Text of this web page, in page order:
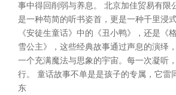
事中得回削弱与养息。 北京加佳贸易有限
是一种苟简的听书姿首，更是一种千里浸
《安徒生童话》中的《丑小鸭》，还是《
雪公主》，这些经典故事通过声息的演绎
一个充满魔法与思象的宇宙。每一次凝听
行。 童话故事不单是是孩子的专属，它雷
东